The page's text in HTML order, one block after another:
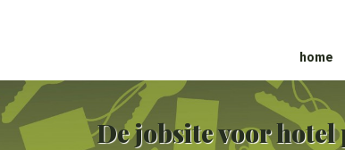
home
De jobsite voor